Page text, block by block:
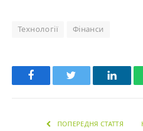
Технології Фінанси
Facebook
ПОПЕРЕДНЯ СТАТТЯ